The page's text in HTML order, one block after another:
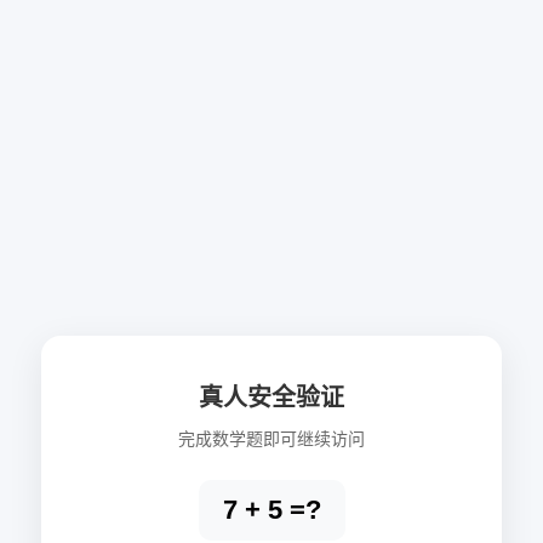
真人安全验证
完成数学题即可继续访问
7 + 5 =?